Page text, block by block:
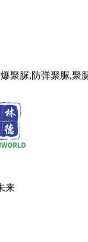
聚脲,防弹聚脲,聚
来